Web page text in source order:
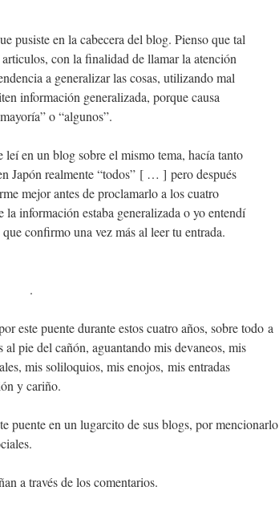
pusiste en la cabecera del blog. Pienso que tal
con la finalidad de llamar la atención
a generalizar las cosas, utilizando mal
información generalizada, porque causa
o “algunos”.
en un blog sobre el mismo tema, hacía tanto
Japón realmente “todos” [ … ] pero después
mejor antes de proclamarlo a los cuatro
la información estaba generalizada o yo entendí
confirmo una vez más al leer tu entrada.
.
este puente durante estos cuatro años, sobre todo a
pie del cañón, aguantando mis devaneos, mis
mis soliloquios, mis enojos, mis entradas
y cariño.
puente en un lugarcito de sus blogs, por mencionarlo
a través de los comentarios.